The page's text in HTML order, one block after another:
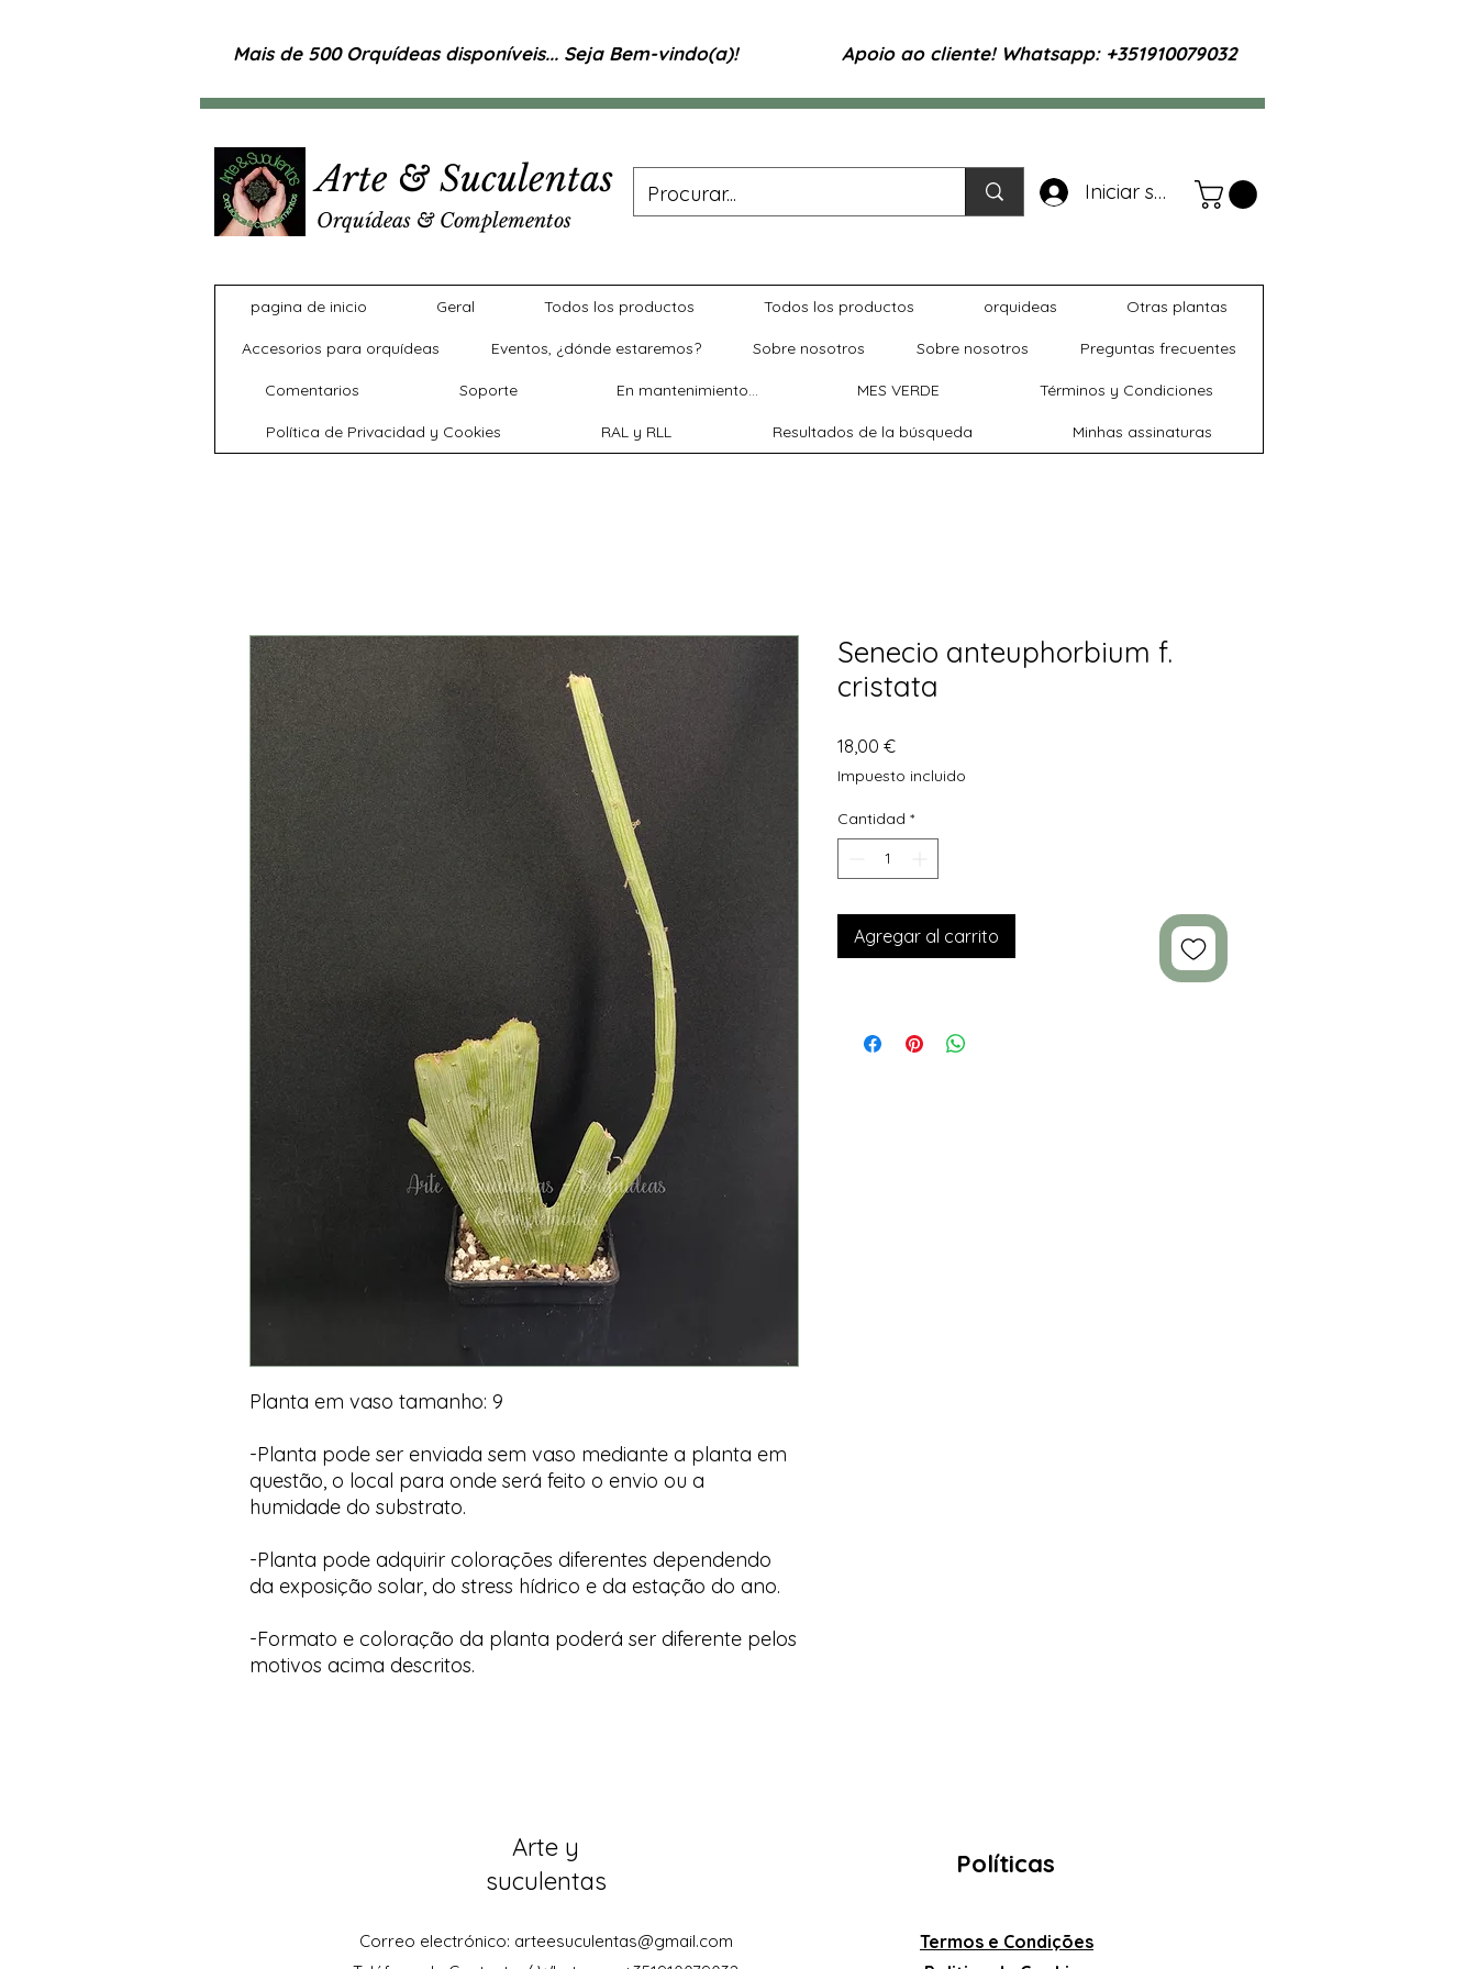
Mais de 500 Orquídeas disponíveis... Seja Bem-vindo(a)! Apoio ao cliente! Whatsapp: +351910079032
Arte & Suculentas
Orquídeas & Complementos
Iniciar sesión
pagina de inicio Geral Todos los productos Todos los productos orquideas Otras plantas
Accesorios para orquídeas Eventos, ¿dónde estaremos? Sobre nosotros Sobre nosotros Preguntas frecuentes
Comentarios Soporte En mantenimiento... MES VERDE Términos y Condiciones
Política de Privacidad y Cookies RAL y RLL Resultados de la búsqueda Minhas assinaturas
Planta em vaso tamanho: 9
-Planta pode ser enviada sem vaso mediante a planta em
questão, o local para onde será feito o envio ou a
humidade do substrato.
-Planta pode adquirir colorações diferentes dependendo
da exposição solar, do stress hídrico e da estação do ano.
-Formato e coloração da planta poderá ser diferente pelos
motivos acima descritos.
Senecio anteuphorbium f.
cristata
18,00 €Precio
Impuesto incluido
Cantidad *
Agregar al carrito
Arte y
suculentas
Correo electrónico: arteesuculentas@gmail.com
Políticas
Termos e Condições